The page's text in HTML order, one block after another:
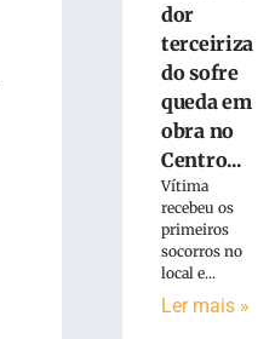
cultural
Brusque
dor
terceiriza
do sofre
queda em
obra no
Centro...
Vítima
recebeu os
primeiros
socorros no
local e...
Ler mais »